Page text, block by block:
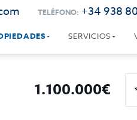
TELÉFONO: +34 938
SERVICIOS
1.100.000€